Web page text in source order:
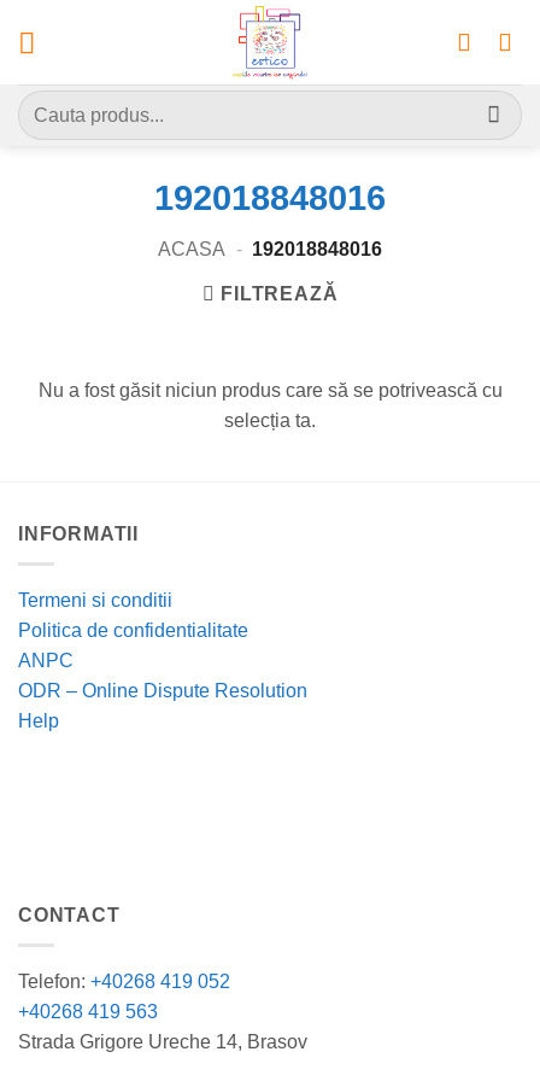
Caută
după:
192018848016
ACASA - 192018848016
FILTREAZĂ
Nu a fost găsit niciun produs care să se potrivească cu
selecția ta.
INFORMATII
Termeni si conditii
Politica de confidentialitate
ANPC
ODR – Online Dispute Resolution
Help
CONTACT
Telefon: +40268 419 052
+40268 419 563
Strada Grigore Ureche 14, Brasov